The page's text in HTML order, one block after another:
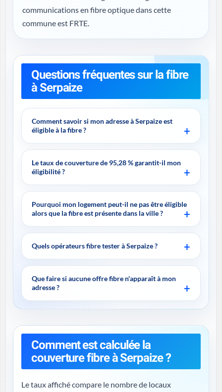
communications en fibre optique dans cette
commune est FRTE.
Questions fréquentes sur la fibre
à Serpaize
Comment savoir si mon adresse à Serpaize est
éligible à la fibre ?
Le taux de couverture de 95,28 % garantit-il mon
éligibilité ?
Pourquoi mon logement peut-il ne pas être éligible
alors que la fibre est présente dans la ville ?
Quels opérateurs fibre tester à Serpaize ?
Que faire si aucune offre fibre n'apparaît à mon
adresse ?
Comment est calculée la
couverture fibre à Serpaize ?
Le taux affiché compare le nombre de locaux